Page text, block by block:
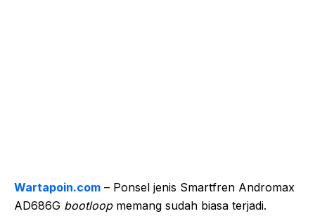
Wartapoin.com – Ponsel jenis Smartfren Andromax
AD686G bootloopmemang sudah biasa terjadi.